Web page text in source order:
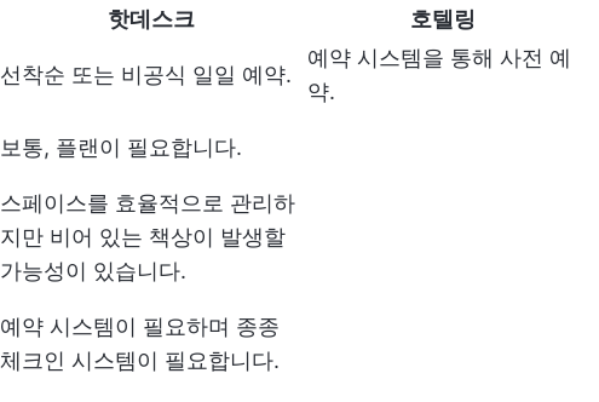
핫데스크 호텔링
선착순 또는 비공식 일일 예약.
예약 시스템을 통해 사전 예
약.
보통, 플랜이 필요합니다.
스페이스를 효율적으로 관리하
지만 비어 있는 책상이 발생할
가능성이 있습니다.
예약 시스템이 필요하며 종종
체크인 시스템이 필요합니다.